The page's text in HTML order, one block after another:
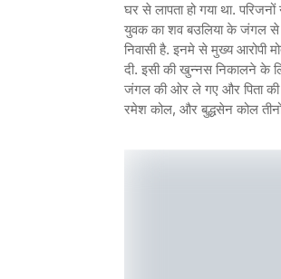
घर से लापता हो गया था.
युवक का शव बउलिया के जंगल से
निवासी है. इनमे से मुख्य आरोपी
दी. इसी की खुन्नस निकालने के
जंगल की ओर ले गए और पिता की
रमेश कोल, और बुद्धसेन कोल